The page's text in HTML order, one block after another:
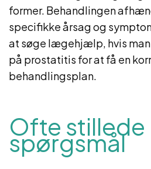
former. Behandlingen
specifikke årsag og
at søge lægehjælp, hvis
på prostatitis for at få en
behandlingsplan.
Ofte stillede
spørgsmål